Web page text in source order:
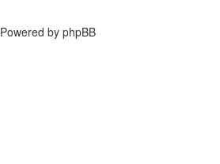
Powered by phpBB